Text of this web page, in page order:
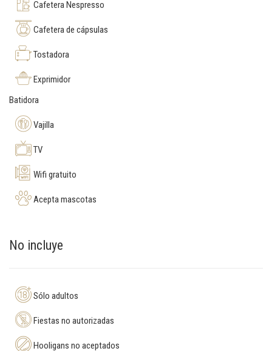
Cafetera Nespresso
Cafetera de cápsulas
Tostadora
Exprimidor
Batidora
Vajilla
TV
Wifi gratuito
Acepta mascotas
No incluye
Sólo adultos
Fiestas no autorizadas
Hooligans no aceptados